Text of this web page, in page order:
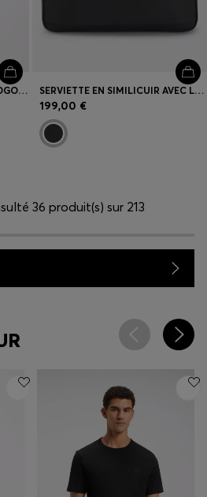
SHORT DE BAIN À IMPRIMÉ LOGO CONTRASTÉ SERVIETTE EN SIMILICUIR AVEC LETTRAGE DU LOGO ET SANGLE DÉTACHABLE
199,00 €
36 produit(s) sur 213